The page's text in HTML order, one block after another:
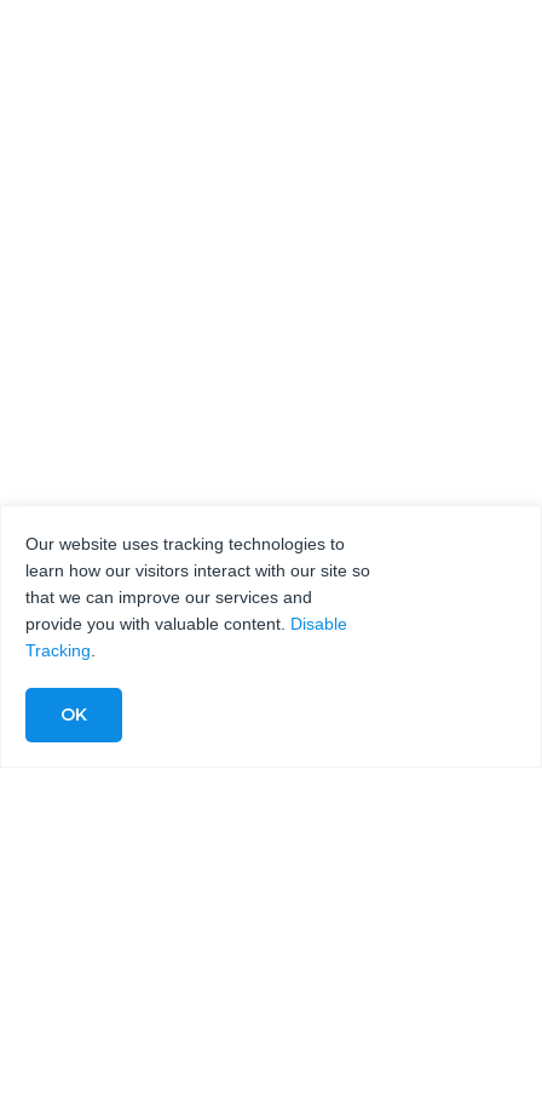
Our website uses tracking technologies to
learn how our visitors interact with our site so
that we can improve our services and
provide you with valuable content. Disable
Tracking